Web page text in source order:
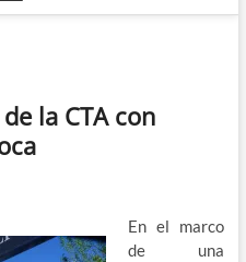
o
ú
la CTA con
En el marco
de una